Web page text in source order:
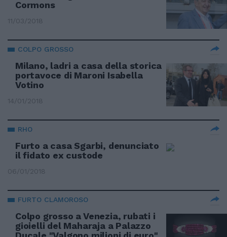
Cormons
11/03/2018
COLPO GROSSO
Milano, ladri a casa della storica
portavoce di Maroni Isabella
Votino
14/01/2018
RHO
Furto a casa Sgarbi, denunciato
il fidato ex custode
06/01/2018
FURTO CLAMOROSO
Colpo grosso a Venezia, rubati i
gioielli del Maharaja a Palazzo